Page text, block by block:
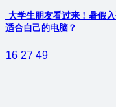
大学生朋友看过来！暑假
适合自己的电脑？
16 27 49